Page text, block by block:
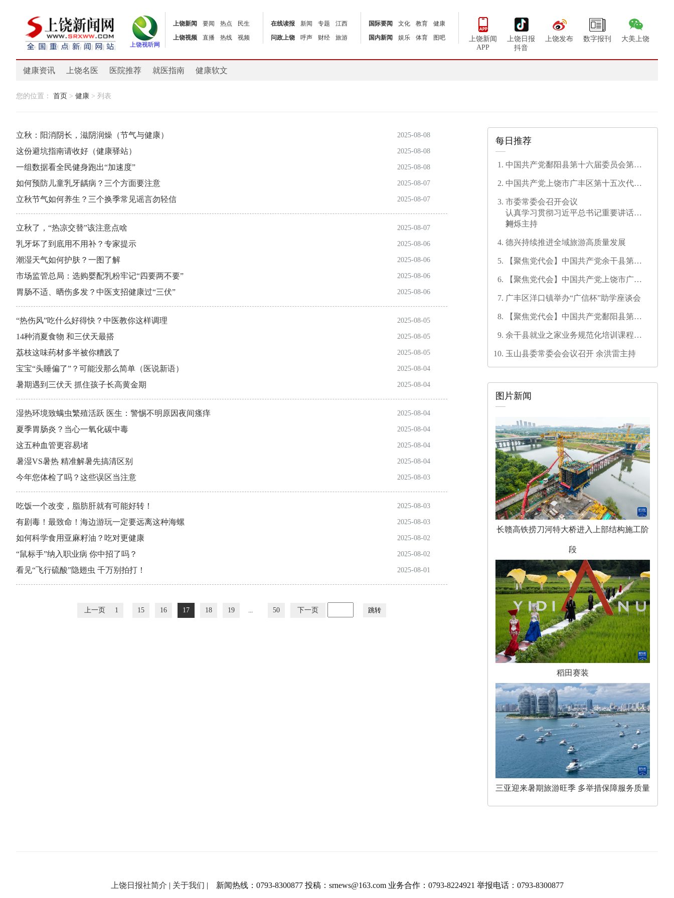
上饶视听网
上饶新闻 要闻 热点
民生
上饶视频
直播 热线 视频
在线读报 新闻 专题
江西
问政上饶
呼声 财经 旅游
国际要闻 文化 教育
健康
国内新闻
娱乐 体育 图吧
上饶新闻
APP
上饶日报
抖音
上饶发布 数字报刊 大美上饶
健康资讯 上饶名医 医院推荐 就医指南 健康软文
您的位置： 首页 > 健康 > 列表
立秋：阳消阴长，滋阴润燥（节气与健康） 2025-08-08
这份避坑指南请收好（健康驿站） 2025-08-08
一组数据看全民健身跑出“加速度” 2025-08-08
如何预防儿童乳牙龋病？三个方面要注意 2025-08-07
立秋节气如何养生？三个换季常见谣言勿轻信 2025-08-07
立秋了，“热凉交替”该注意点啥 2025-08-07
乳牙坏了到底用不用补？专家提示 2025-08-06
潮湿天气如何护肤？一图了解 2025-08-06
市场监管总局：选购婴配乳粉牢记“四要两不要” 2025-08-06
胃肠不适、晒伤多发？中医支招健康过“三伏” 2025-08-06
“热伤风”吃什么好得快？中医教你这样调理 2025-08-05
14种消夏食物 和三伏天最搭 2025-08-05
荔枝这味药材多半被你糟践了 2025-08-05
宝宝“头睡偏了”？可能没那么简单（医说新语） 2025-08-04
暑期遇到三伏天 抓住孩子长高黄金期 2025-08-04
湿热环境致螨虫繁殖活跃 医生：警惕不明原因夜间瘙痒 2025-08-04
夏季胃肠炎？当心一氧化碳中毒 2025-08-04
这五种血管更容易堵 2025-08-04
暑湿VS暑热 精准解暑先搞清区别 2025-08-04
今年您体检了吗？这些误区当注意 2025-08-03
吃饭一个改变，脂肪肝就有可能好转！ 2025-08-03
有剧毒！最致命！海边游玩一定要远离这种海螺 2025-08-03
如何科学食用亚麻籽油？吃对更健康 2025-08-02
“鼠标手”纳入职业病 你中招了吗？ 2025-08-02
看见“飞行硫酸”隐翅虫 千万别拍打！ 2025-08-01
上一页 1 15 16 17 18 19 50 下一页 跳转
每日推荐
中国共产党鄱阳县第十六届委员会第一
中国共产党上饶市广丰区第十五次代表
市委常委会召开会议
认真学习贯彻习近平总书记重要讲话精
神
刘烁主持
德兴持续推进全域旅游高质量发展
【聚焦党代会】中国共产党余干县第十
【聚焦党代会】中国共产党上饶市广信
广丰区洋口镇举办“广信杯”助学座谈会
【聚焦党代会】中国共产党鄱阳县第十
余干县就业之家业务规范化培训课程开
玉山县委常委会会议召开 余洪雷主持
图片新闻
长赣高铁捞刀河特大桥进入上部结构施工阶
段
稻田赛装
三亚迎来暑期旅游旺季 多举措保障服务质量
上饶日报社简介 | 关于我们 | 新闻热线：0793-8300877 投稿：srnews@163.com 业务合作：0793-8224921 举报电话：0793-8300877